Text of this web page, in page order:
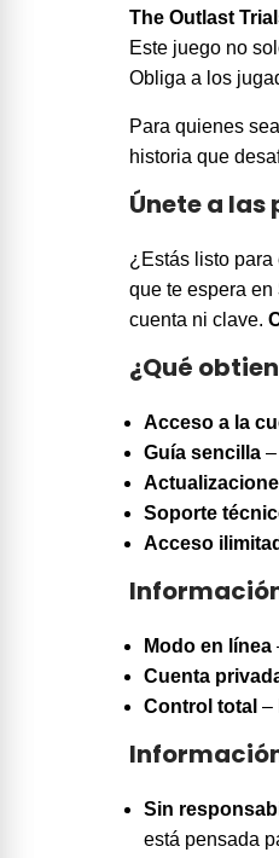
The Outlast
Este juego no
Obliga a los
Para quienes
historia que
Únete a
¿Estás listo para
que te espera en
cuenta ni clave.
¿Qué
Acceso a la
Guía sencilla
Soporte
Acceso
Modo en línea
Cuenta
Control total –
Sin
está pensada